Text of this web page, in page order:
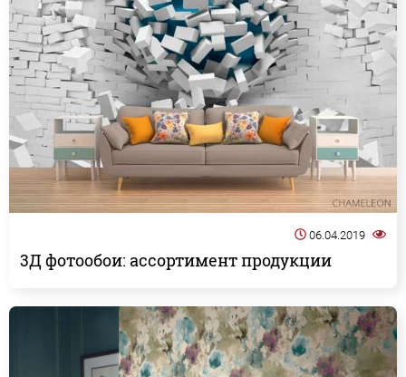
06.04.2019
3Д фотообои: ассортимент продукции